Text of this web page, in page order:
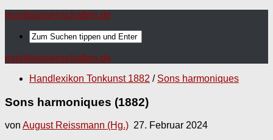
musikwissenschaften.de
musikwissenschaften.de
Handlexikon Tonkunst 1882 / Sons harmoniques
Sons harmoniques (1882)
von August Reissmann (Hg.) 27. Februar 2024